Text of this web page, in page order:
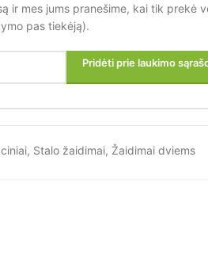
ir mes jums pranešime, kai tik prekė
pas tiekėją).
Pridėti prie laukimo
, Stalo žaidimai, Žaidimai dviems